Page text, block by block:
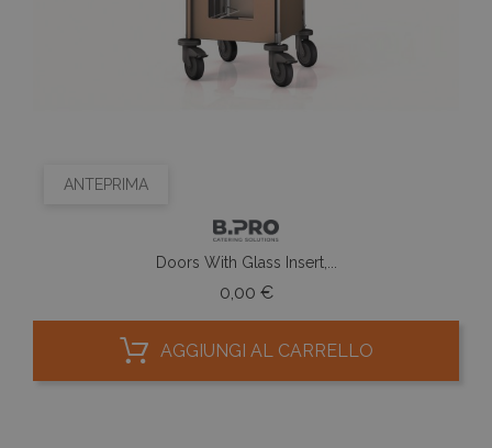
ANTEPRIMA
Doors With Glass Insert,...
0,00 €Prezzo
AGGIUNGI AL CARRELLO